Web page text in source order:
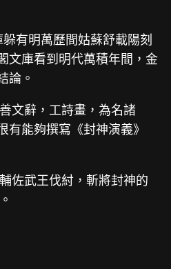
有明萬歷間姑蘇舒載陽刻
文庫看到明代萬積年間，金
論。
文辭，工詩畫，為名諸
能夠撰寫《封神演義》
佐武王伐紂，斬將封神的